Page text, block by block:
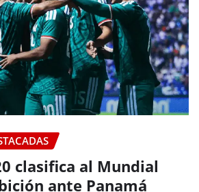
clasifica al Mundial
ante Panamá